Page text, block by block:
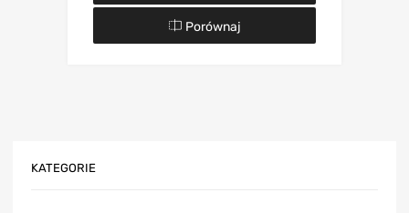
Porównaj
KATEGORIE